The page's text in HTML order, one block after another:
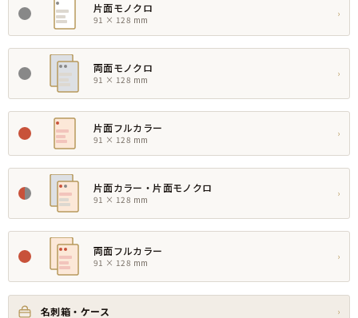
片面モノクロ
91 × 128 mm
›
両面モノクロ
91 × 128 mm
›
片面フルカラー
91 × 128 mm
›
片面カラー・片面モノクロ
91 × 128 mm
›
両面フルカラー
91 × 128 mm
›
名刺箱・ケース ›